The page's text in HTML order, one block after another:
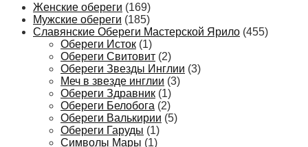
Женские обереги (169)
Мужские обереги (185)
Славянские Обереги Мастерской Ярило (455)
Обереги Исток (1)
Обереги Свитовит (2)
Обереги Звезды Инглии (3)
Меч в звезде инглии (3)
Обереги Здравник (1)
Обереги Белобога (2)
Обереги Валькирии (5)
Обереги Гаруды (1)
Символы Мары (1)